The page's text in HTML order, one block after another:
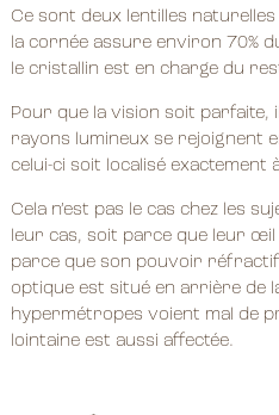
Ce sont deux lentilles
la cornée assure environ 70%
le cristallin est en charge du
Pour que la vision soit parfaite,
rayons lumineux se rejoignent
celui-ci soit localisé exactement
Cela n’est pas le cas chez les
leur cas, soit parce que leur
parce que son pouvoir
optique est situé en arrière de
hypermétropes voient mal de
lointaine est aussi affectée.